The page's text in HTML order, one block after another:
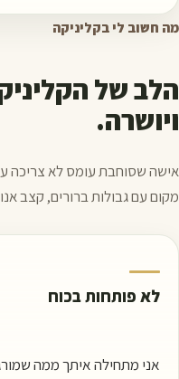
מה חשוב לי בקליניקה
הלב של
ויושרה.
אישה שסוחבת עומס לא צריכה
מקום עם גבולות ברורים, קצב
לא פותחות בכוח
אני מתחילה איתך ממה